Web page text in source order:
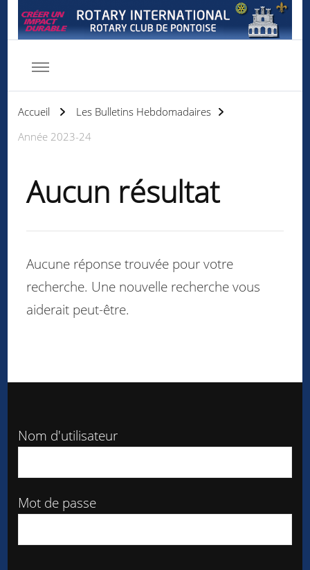
Accueil
Les Bulletins Hebdomadaires
Année 2023-24
Aucun résultat
Aucune réponse trouvée pour votre
recherche. Une nouvelle recherche vous
aiderait peut-être.
Nom d'utilisateur
Mot de passe